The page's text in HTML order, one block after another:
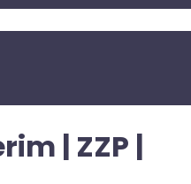
| ZZP |